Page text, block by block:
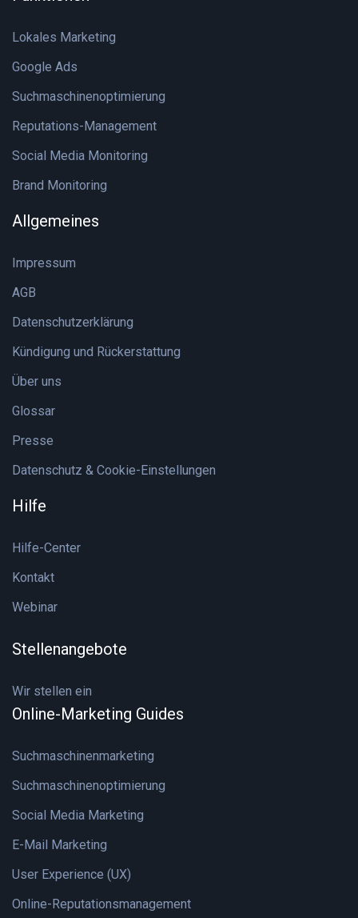
Lokales Marketing
Google Ads
Suchmaschinenoptimierung
Reputations-Management
Social Media Monitoring
Brand Monitoring
Allgemeines
Impressum
AGB
Datenschutzerklärung
Kündigung und Rückerstattung
Über uns
Glossar
Presse
Datenschutz & Cookie-Einstellungen
Hilfe
Hilfe-Center
Kontakt
Webinar
Stellenangebote
Wir stellen ein
Online-Marketing Guides
Suchmaschinenmarketing
Suchmaschinenoptimierung
Social Media Marketing
E-Mail Marketing
User Experience (UX)
Online-Reputationsmanagement